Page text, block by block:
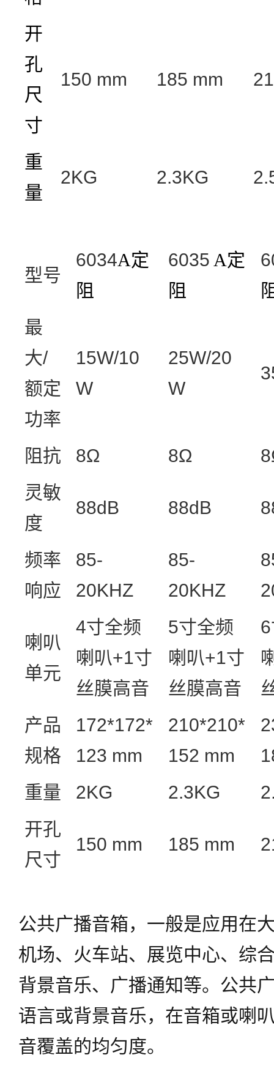
开
孔
尺
寸
150 mm 185 mm
重
量
2KG 2.3KG
型号
6034A定
阻
6035 A定
阻
最
大/
额定
功率
15W/10
W
25W/20
W
阻抗 8Ω 8Ω
灵敏
度
88dB 88dB
频率
响应
85-
20KHZ
85-
20KHZ
喇叭
单元
4寸全频
喇叭+1寸
丝膜高音
5寸全频
喇叭+1寸
丝膜高音
6
产品
规格
172*172*
123 mm
210*210*
152 mm
重量
2KG 2.3KG
开孔
尺寸
150 mm 185 mm
公共广播音箱，一般是应用在
机场、火车站、展览中心、综
背景音乐、广播通知等。公共
语言或背景音乐，在音箱或喇
音覆盖的均匀度。